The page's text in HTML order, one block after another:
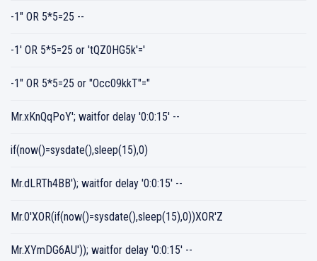
-1" OR 5*5=25 --
-1' OR 5*5=25 or 'tQZ0HG5k'='
-1" OR 5*5=25 or "Occ09kkT"="
Mr.xKnQqPoY'; waitfor delay '0:0:15' --
if(now()=sysdate(),sleep(15),0)
Mr.dLRTh4BB'); waitfor delay '0:0:15' --
Mr.0'XOR(if(now()=sysdate(),sleep(15),0))XOR'Z
Mr.XYmDG6AU')); waitfor delay '0:0:15' --